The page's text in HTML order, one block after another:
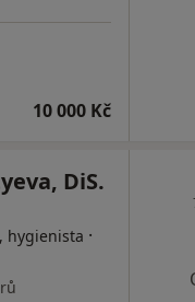
10 000 Kč
DiS.
hygienista ·